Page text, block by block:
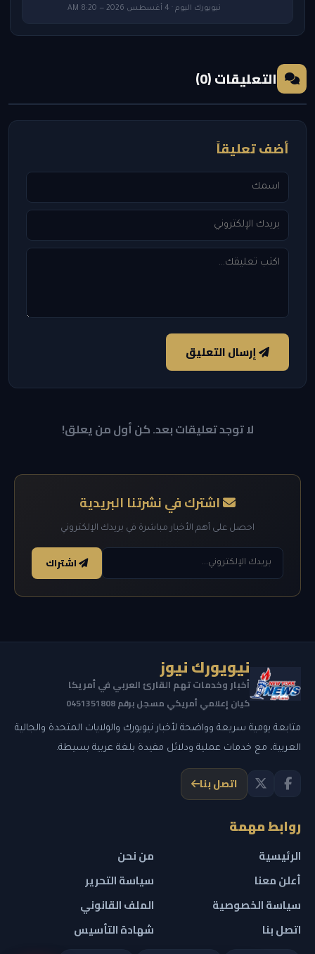
نيويورك اليوم · 4 أغسطس 2026 — 8:20 AM
التعليقات (0)
أضف تعليقاً
إرسال التعليق
لا توجد تعليقات بعد. كن أول من يعلق!
اشترك في نشرتنا البريدية
احصل على أهم الأخبار مباشرة في بريدك الإلكتروني
اشتراك
نيويورك نيوز
أخبار وخدمات تهم القارئ العربي في أمريكا
كيان إعلامي أمريكي مسجل برقم 0451351808
متابعة يومية سريعة وواضحة لأخبار نيويورك والولايات المتحدة والجالية
العربية، مع خدمات عملية ودلائل مفيدة بلغة عربية بسيطة.
اتصل بنا
روابط مهمة
الرئيسية
من نحن
أعلن معنا
سياسة التحرير
سياسة الخصوصية
الملف القانوني
اتصل بنا
شهادة التأسيس